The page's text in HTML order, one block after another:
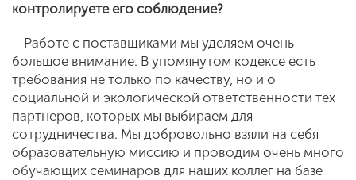
контролируете его соблюдение?
– Работе с поставщиками мы уделяем очень
большое внимание. В упомянутом кодексе есть
требования не только по качеству, но и о
социальной и экологической ответственности тех
партнеров, которых мы выбираем для
сотрудничества. Мы добровольно взяли на себя
образовательную миссию и проводим очень много
обучающих семинаров для наших коллег на базе